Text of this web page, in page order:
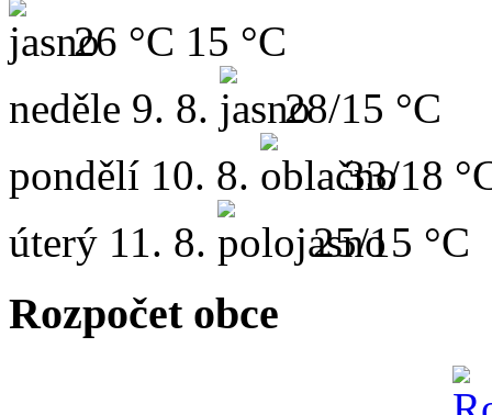
26 °C 15 °C
neděle 9. 8.
28/15 °C
pondělí 10. 8.
33/18
úterý 11. 8. 25/15 °C
Rozpočet obce